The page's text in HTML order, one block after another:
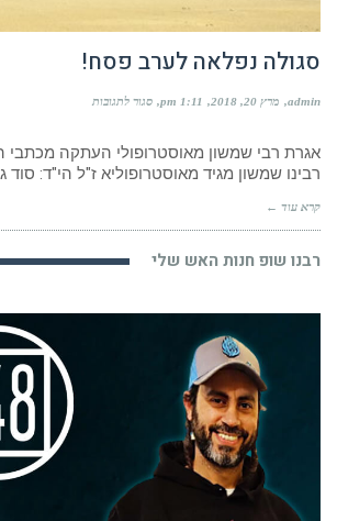
סגולה נפלאה לערב פסח!
admin מרץ 20, 2018 1:11 pm סגור לתגובות
לערב
פסח!
אגרת רבי שמשון מאוסטרופולי העתקה
רבינו שמשון מגיד מאוסטרופוליא ז"ל הי"ד: סוד
קרא עוד ←
רבנו שופ חנות האש שלי